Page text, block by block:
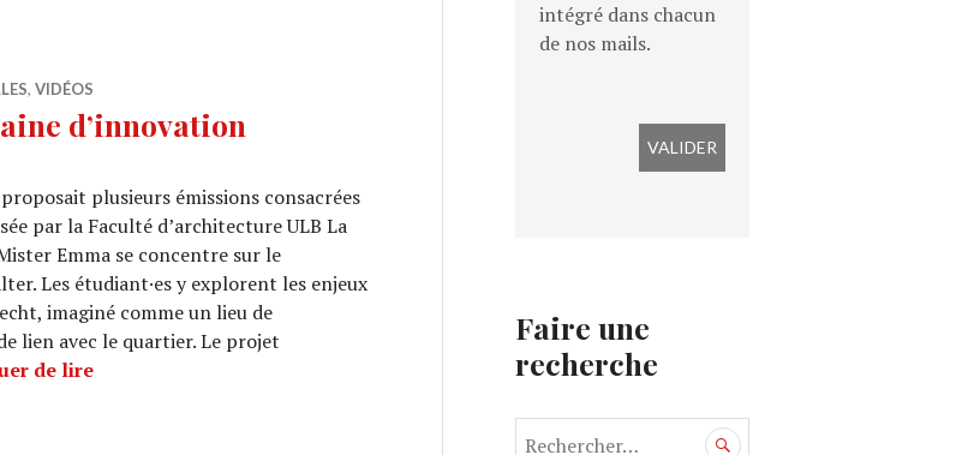
, VIDÉOS
d’innovation
plusieurs émissions consacrées
par la Faculté d’architecture ULB La
Emma se concentre sur le
Les étudiant·es y explorent les enjeux
imaginé comme un lieu de
lien avec le quartier. Le projet
de lireARCHI URBAIN (20/35) : Semaine d’innovation pédagogique / Agrorésédas
intégré dans chacun
de nos mails.
Faire une
recherche